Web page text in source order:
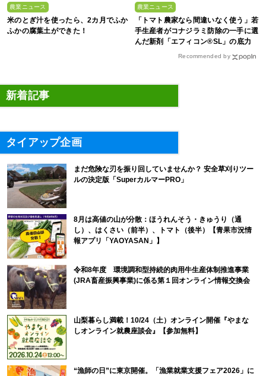
農業ニュース
米のとぎ汁を使ったら、2カ月でふか
ふかの腐葉土ができた！
農業ニュース
「トマト農家なら間違いなく使う」若
手生産者がコナジラミ防除の一手に選
んだ新剤「エフィコン®SL」の底力
Recommended by
新着記事
タイアップ企画
まだ危険な刃を振り回していませんか？ 安全草刈りツー
ルの決定版「SuperカルマーPRO」
8月は高値の山が分散：ほうれんそう・きゅうり（通
し）、はくさい（前半）、トマト（後半）【青果市況情
報アプリ「YAOYASAN」】
令和8年度 環境調和型持続的肉用牛生産体制推進事業
(JRA畜産振興事業)に係る第１回オンライン情報交換会
山梨暮らし満載！10/24（土）オンライン開催『やまな
しオンライン就農座談会』【参加無料】
“漁師の日”に東京開催。「漁業就業支援フェア2026」に